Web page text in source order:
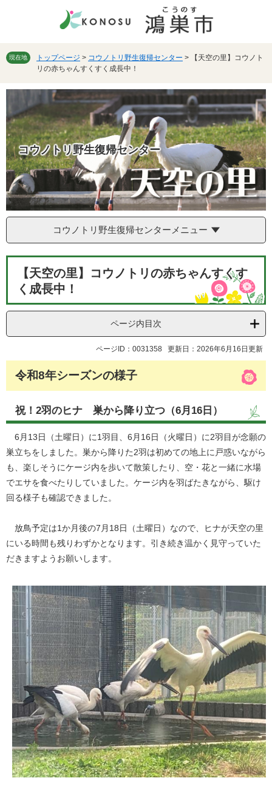
先
を
本
文
へ
現在地 トップページ > コウノトリ野生復帰センター >
【天空の里】コウノト
リの赤ちゃんすくすく成長中！
コウノトリ野生復帰センター
コウノトリ野生復帰センターメニュー
【天空の里】コウノトリの赤ちゃんすくす
く成長中！
ページ内目次
ページID：0031358 更新日：2026年6月16日更新
令和8年シーズンの様子
祝！2羽のヒナ 巣から降り立つ（6月16日）
6月13日（土曜日）に1羽目、6月16日（火曜日）に2羽目が念願の
巣立ちをしました。巣から降りた2羽は初めての地上に戸惑いながら
も、楽しそうにケージ内を歩いて散策したり、空・花と一緒に水場
でエサを食べたりしていました。ケージ内を羽ばたきながら、駆け
回る様子も確認できました。
放鳥予定は1か月後の7月18日（土曜日）なので、ヒナが天空の里
にいる時間も残りわずかとなります。引き続き温かく見守っていた
だきますようお願いします。